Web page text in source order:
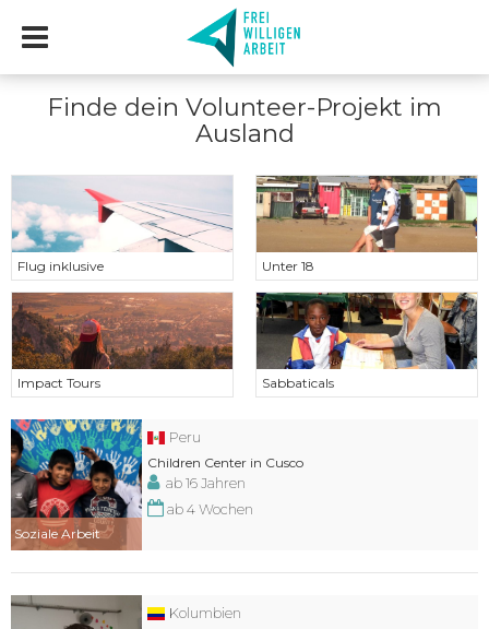
Finde dein Volunteer-Projekt im
Ausland
Flug inklusive Unter 18
Impact Tours Sabbaticals
Soziale Arbeit
Peru
Children Center in Cusco
ab 16 Jahren
ab 4 Wochen
Kolumbien